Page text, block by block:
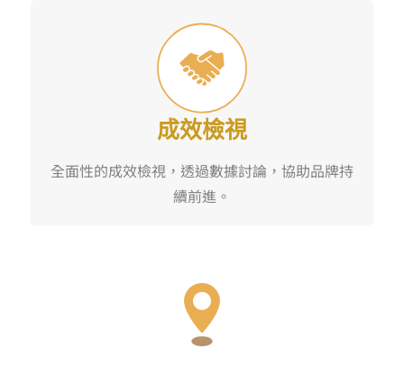
成效檢視
全面性的成效檢視，透過數據討論，協助品牌持
續前進。